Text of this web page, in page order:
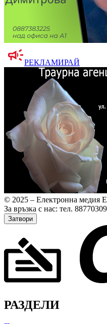
РЕКЛАМИРАЙ
© 2025 – Електронна медия
За връзка с нас: тел.
Затвори
РАЗДЕЛИ